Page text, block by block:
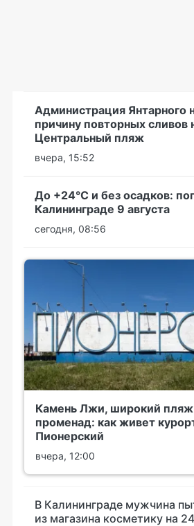
Администрация Янтарного
причину повторных сливов
Центральный пляж
вчера, 15:52
До +24°С и без осадков:
Калининграде 9 августа
сегодня, 08:56
Камень Лжи, широкий
променад: как живет
Пионерский
вчера, 12:00
В Калининграде мужчина
из магазина косметику на